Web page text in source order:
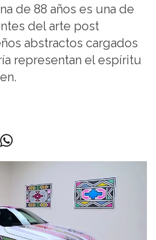
de 88 años es una de
del arte post
abstractos cargados
representan el espíritu